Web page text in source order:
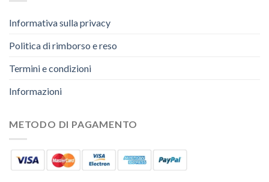
Informativa sulla privacy
Politica di rimborso e reso
Termini e condizioni
Informazioni
METODO DI PAGAMENTO